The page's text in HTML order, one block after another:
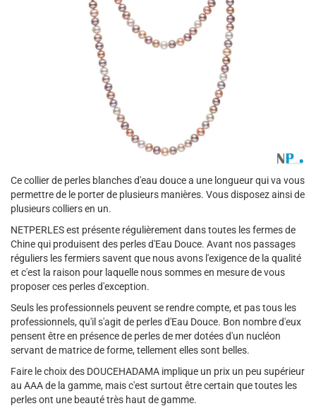
Ce collier de perles blanches d'eau douce a une longueur qui va vous
permettre de le porter de plusieurs manières. Vous disposez ainsi de
plusieurs colliers en un.
NETPERLES est présente régulièrement dans toutes les fermes de
Chine qui produisent des perles d'Eau Douce. Avant nos passages
réguliers les fermiers savent que nous avons l'exigence de la qualité
et c'est la raison pour laquelle nous sommes en mesure de vous
proposer ces perles d'exception.
Seuls les professionnels peuvent se rendre compte, et pas tous les
professionnels, qu'il s'agit de perles d'Eau Douce. Bon nombre d'eux
pensent être en présence de perles de mer dotées d'un nucléon
servant de matrice de forme, tellement elles sont belles.
Faire le choix des DOUCEHADAMA implique un prix un peu supérieur
au AAA de la gamme, mais c'est surtout être certain que toutes les
perles ont une beauté très haut de gamme.